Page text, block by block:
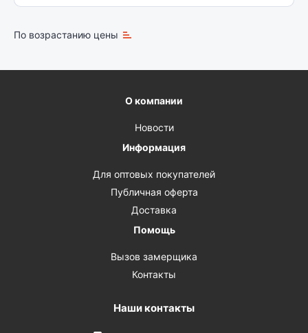
По возрастанию цены
О компании
Новости
Информация
Для оптовых покупателей
Публичная оферта
Доставка
Помощь
Вызов замерщика
Контакты
Наши контакты